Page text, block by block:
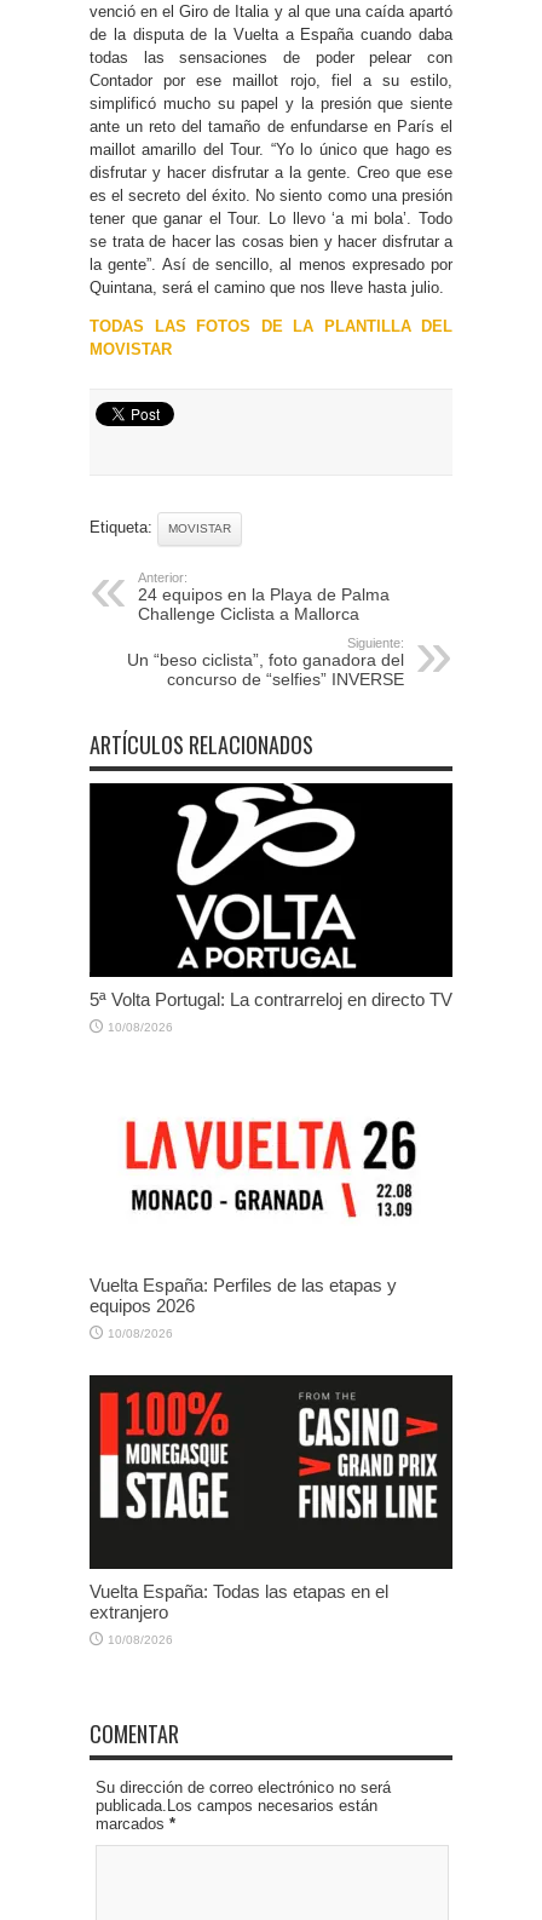
venció en el Giro de Italia y al que una caída apartó
de la disputa de la Vuelta a España cuando daba
todas las sensaciones de poder pelear con
Contador por ese maillot rojo, fiel a su estilo,
simplificó mucho su papel y la presión que siente
ante un reto del tamaño de enfundarse en París el
maillot amarillo del Tour. “Yo lo único que hago es
disfrutar y hacer disfrutar a la gente. Creo que ese
es el secreto del éxito. No siento como una presión
tener que ganar el Tour. Lo llevo ‘a mi bola’. Todo
se trata de hacer las cosas bien y hacer disfrutar a
la gente”. Así de sencillo, al menos expresado por
Quintana, será el camino que nos lleve hasta julio.
TODAS LAS FOTOS DE LA PLANTILLA DEL
MOVISTAR
Etiqueta: MOVISTAR
Anterior:
24 equipos en la Playa de Palma
Challenge Ciclista a Mallorca
Siguiente:
Un “beso ciclista”, foto ganadora del
concurso de “selfies” INVERSE
ARTÍCULOS RELACIONADOS
5ª Volta Portugal: La contrarreloj en directo TV
10/08/2026
Vuelta España: Perfiles de las etapas y
equipos 2026
10/08/2026
Vuelta España: Todas las etapas en el
extranjero
10/08/2026
COMENTAR
Su dirección de correo electrónico no será
publicada.Los campos necesarios están
marcados *